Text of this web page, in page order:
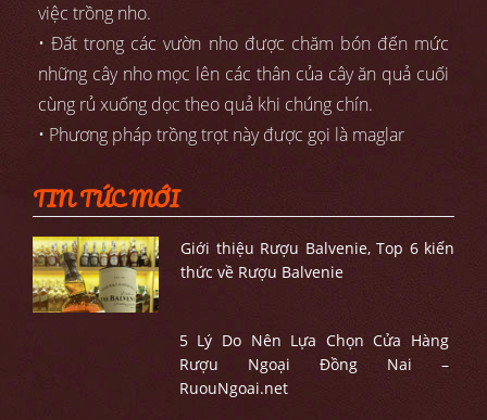
việc trồng nho.
• Đất trong các vườn nho được chăm bón đến mức
những cây nho mọc lên các thân của cây ăn quả cuối
cùng rủ xuống dọc theo quả khi chúng chín.
• Phương pháp trồng trọt này được gọi là maglar
TIN TỨC MỚI
Giới thiệu Rượu Balvenie, Top 6 kiến
thức về Rượu Balvenie
5 Lý Do Nên Lựa Chọn Cửa Hàng
Rượu Ngoại Đồng Nai –
RuouNgoai.net